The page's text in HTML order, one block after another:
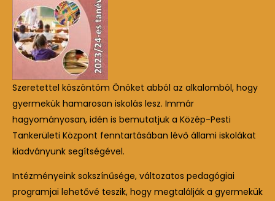
Szeretettel köszöntöm Önöket abból az alkalomból, hogy
gyermekük hamarosan iskolás lesz. Immár
hagyományosan, idén is bemutatjuk a Közép-Pesti
Tankerületi Központ fenntartásában lévő állami iskolákat
kiadványunk segítségével.
Intézményeink sokszínűsége, változatos pedagógiai
programjai lehetővé teszik, hogy megtalálják a gyermekük